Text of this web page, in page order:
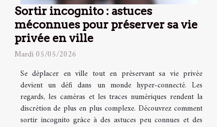
Sortir incognito : astuces
méconnues pour préserver sa vie
privée en ville
Mardi 05/05/2026
Se déplacer en ville tout en préservant sa vie privée
devient un défi dans un monde hyper-connecté. Les
regards, les caméras et les traces numériques rendent la
discrétion de plus en plus complexe. Découvrez comment
sortir incognito grâce à des astuces peu connues et des